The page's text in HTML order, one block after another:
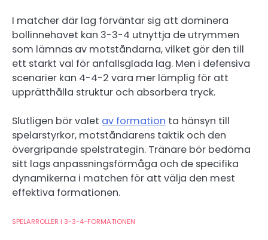
I matcher där lag förväntar sig att dominera
bollinnehavet kan 3-3-4 utnyttja de utrymmen
som lämnas av motståndarna, vilket gör den till
ett starkt val för anfallsglada lag. Men i defensiva
scenarier kan 4-4-2 vara mer lämplig för att
upprätthålla struktur och absorbera tryck.
Slutligen bör valet av formation ta hänsyn till
spelarstyrkor, motståndarens taktik och den
övergripande spelstrategin. Tränare bör bedöma
sitt lags anpassningsförmåga och de specifika
dynamikerna i matchen för att välja den mest
effektiva formationen.
SPELARROLLER I 3-3-4-FORMATIONEN